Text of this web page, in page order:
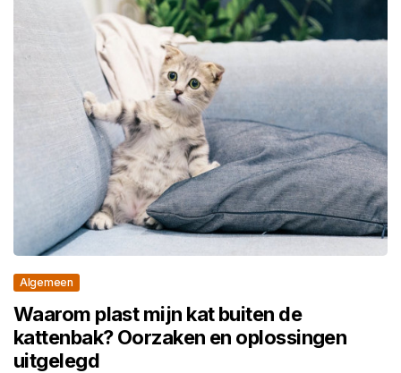
Algemeen
Waarom plast mijn kat buiten de
kattenbak? Oorzaken en oplossingen
uitgelegd